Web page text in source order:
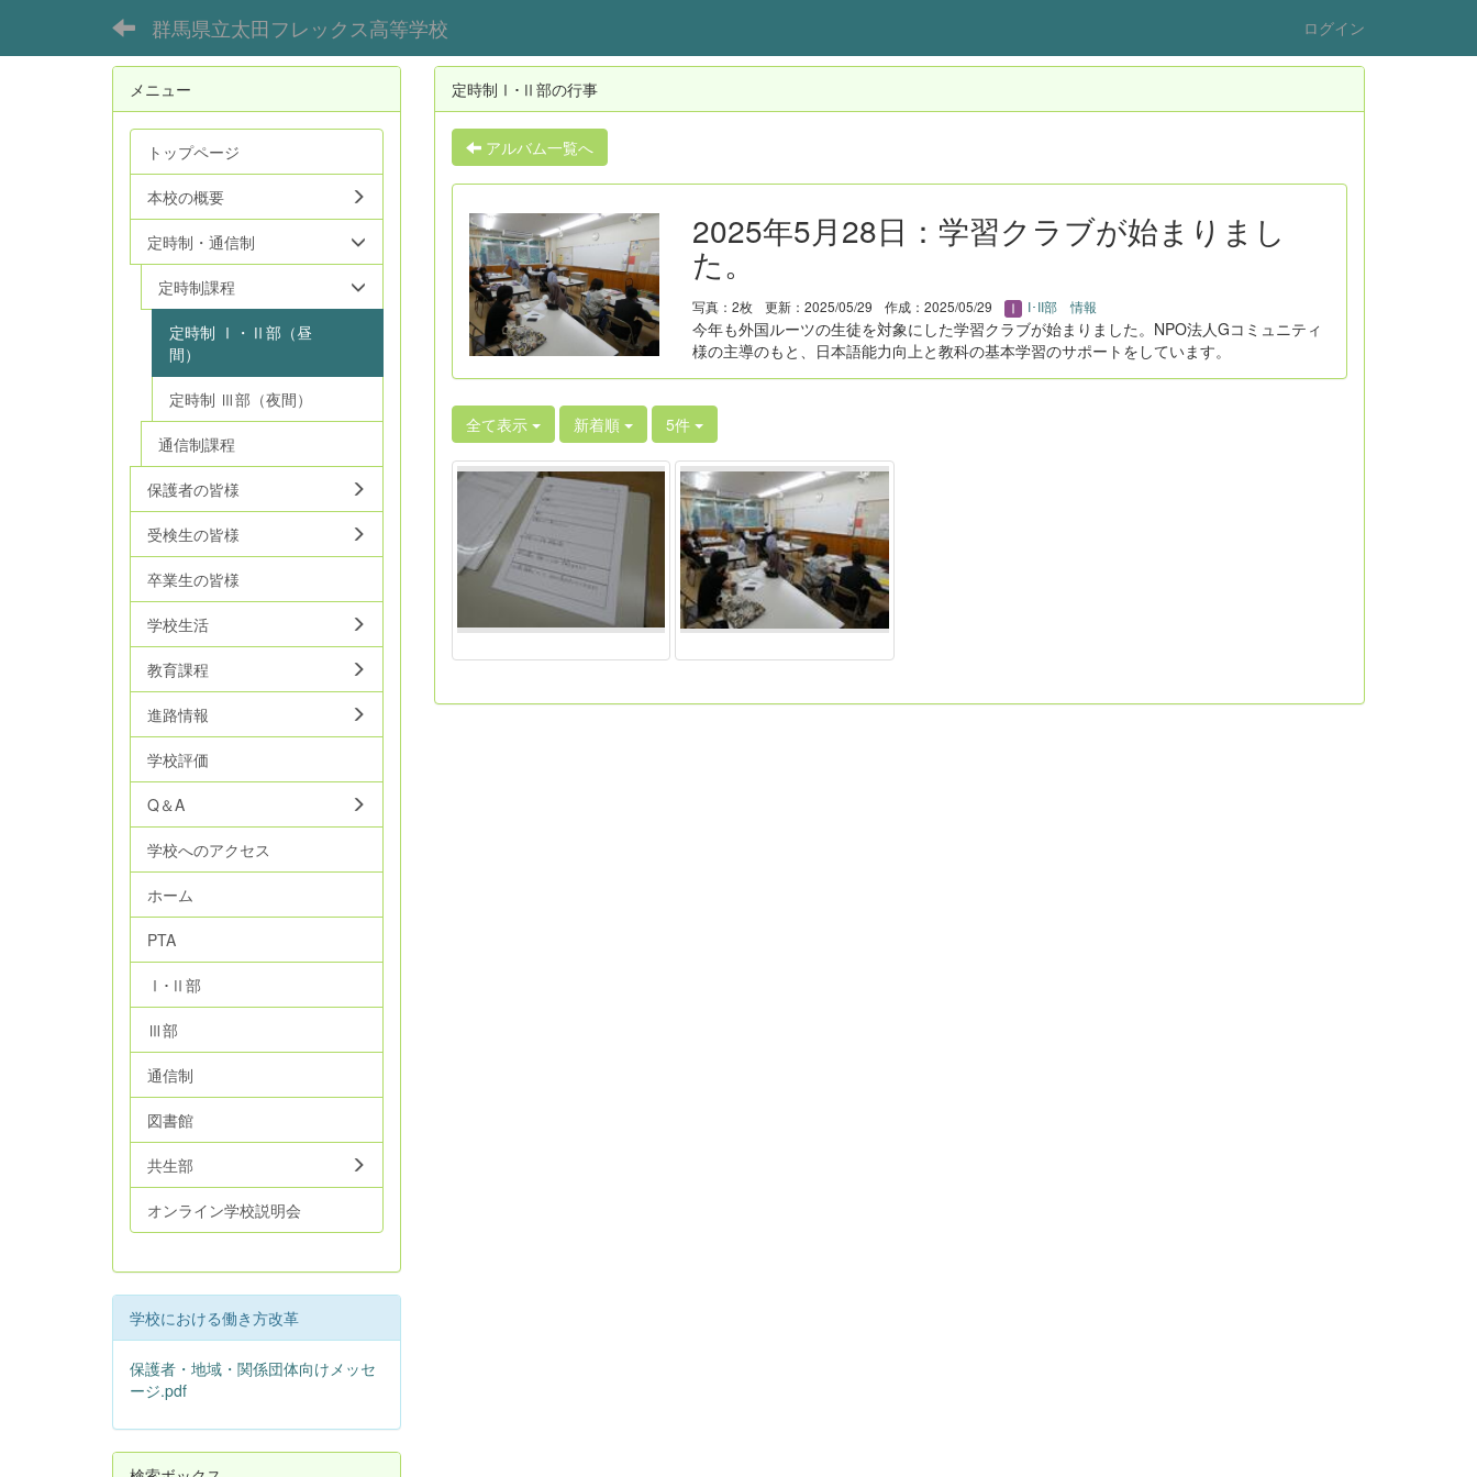
群馬県立太田フレックス高等学校 ログイン
定時制Ⅰ･Ⅱ部の行事
アルバム一覧へ
2025年5月28日：学習クラブが始まりまし
た。
写真：2枚 更新：2025/05/29 作成：2025/05/29 I･II部 情報
今年も外国ルーツの生徒を対象にした学習クラブが始まりました。NPO法人Gコミュニティ
様の主導のもと、日本語能力向上と教科の基本学習のサポートをしています。
全て表示 新着順 5件
メニュー
トップページ
本校の概要
定時制・通信制
定時制課程
定時制 Ⅰ・Ⅱ部（昼
間）
定時制 Ⅲ部（夜間）
通信制課程
保護者の皆様
受検生の皆様
卒業生の皆様
学校生活
教育課程
進路情報
学校評価
Q＆A
学校へのアクセス
ホーム
PTA
Ⅰ･Ⅱ部
Ⅲ部
通信制
図書館
共生部
オンライン学校説明会
学校における働き方改革
保護者・地域・関係団体向けメッセ
ージ.pdf